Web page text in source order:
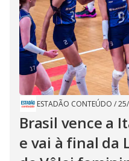
ESTADÃO CONTEÚDO /
Brasil vence a
e vai à final da